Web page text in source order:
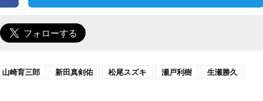
山崎育三郎 新田真剣佑 松尾スズキ 瀬戸利樹
生瀬勝久